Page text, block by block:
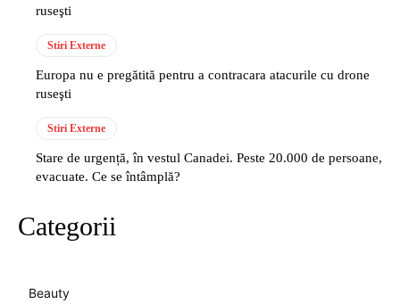
ruseşti
Stiri Externe
Europa nu e pregătită pentru a contracara atacurile cu drone
ruseşti
Stiri Externe
Stare de urgență, în vestul Canadei. Peste 20.000 de persoane,
evacuate. Ce se întâmplă?
Categorii
Beauty